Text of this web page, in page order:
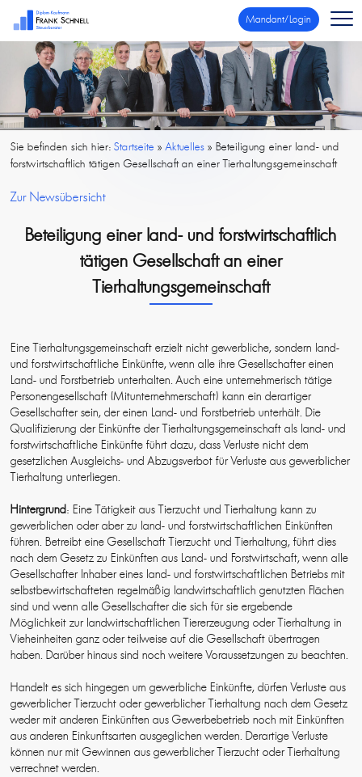
Mandant/Login
Sie befinden sich hier:Startseite »Aktuelles »Beteiligung einer land- und
forstwirtschaftlich tätigen Gesellschaft an einer Tierhaltungsgemeinschaft
Zur Newsübersicht
Beteiligung einer land- und forstwirtschaftlich
tätigen Gesellschaft an einer
Tierhaltungsgemeinschaft
Eine Tierhaltungsgemeinschaft erzielt nicht gewerbliche, sondern land-
und forstwirtschaftliche Einkünfte, wenn alle ihre Gesellschafter einen
Land- und Forstbetrieb unterhalten. Auch eine unternehmerisch tätige
Personengesellschaft (Mitunternehmerschaft) kann ein derartiger
Gesellschafter sein, der einen Land- und Forstbetrieb unterhält. Die
Qualifizierung der Einkünfte der Tierhaltungsgemeinschaft als land- und
forstwirtschaftliche Einkünfte führt dazu, dass Verluste nicht dem
gesetzlichen Ausgleichs- und Abzugsverbot für Verluste aus gewerblicher
Tierhaltung unterliegen.
Hintergrund: Eine Tätigkeit aus Tierzucht und Tierhaltung kann zu
gewerblichen oder aber zu land- und forstwirtschaftlichen Einkünften
führen. Betreibt eine Gesellschaft Tierzucht und Tierhaltung, führt dies
nach dem Gesetz zu Einkünften aus Land- und Forstwirtschaft, wenn alle
Gesellschafter Inhaber eines land- und forstwirtschaftlichen Betriebs mit
selbstbewirtschafteten regelmäßig landwirtschaftlich genutzten Flächen
sind und wenn alle Gesellschafter die sich für sie ergebende
Möglichkeit zur landwirtschaftlichen Tiererzeugung oder Tierhaltung in
Vieheinheiten ganz oder teilweise auf die Gesellschaft übertragen
haben. Darüber hinaus sind noch weitere Voraussetzungen zu beachten.
Handelt es sich hingegen um gewerbliche Einkünfte, dürfen Verluste aus
gewerblicher Tierzucht oder gewerblicher Tierhaltung nach dem Gesetz
weder mit anderen Einkünften aus Gewerbebetrieb noch mit Einkünften
aus anderen Einkunftsarten ausgeglichen werden. Derartige Verluste
können nur mit Gewinnen aus gewerblicher Tierzucht oder Tierhaltung
verrechnet werden.